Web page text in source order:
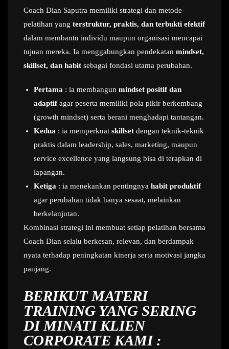
Coach Dian Saputra memiliki strategi dan metode
pelatihan yang terstruktur, praktis, dan terbukti efektif
dalam membantu individu maupun organisasi mencapai
tujuan mereka. Ia menggabungkan pendekatan mindset,
skillset, dan habit sebagai fondasi utama perubahan.
Pertama : ia membangun mindset positif dan
adaptifagar peserta memiliki pola pikir berkembang
(growth mindset) serta berani menghadapi tantangan.
Kedua : ia memperkuat skillset dengan teknik-teknik
praktis dalam leadership, sales, marketing, maupun
service excellence yang langsung bisa di terapkan di
lapangan.
Ketiga : ia menekankan pentingnya habit produktif
agar perubahan tidak hanya sesaat, melainkan
berkelanjutan.
Kombinasi strategi ini membuat setiap pelatihan bersama
Coach Dian selalu berkesan, relevan, dan berdampak
nyata terhadap peningkatan kinerja serta motivasi jangka
panjang.
BERIKUT MATERI
TRAINING YANG SERING
DI MINATI KLIEN
CORPORATE KAMI :